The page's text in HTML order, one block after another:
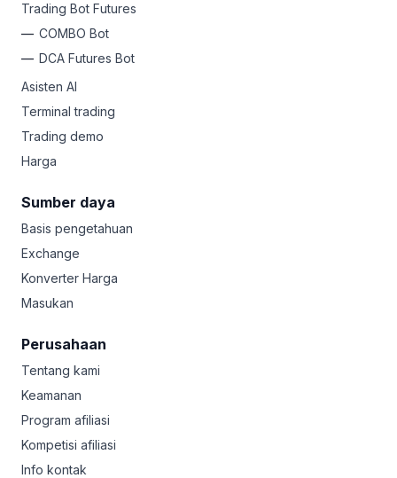
Trading Bot Futures
COMBO Bot
DCA Futures Bot
Asisten AI
Terminal trading
Trading demo
Harga
Sumber daya
Basis pengetahuan
Exchange
Konverter Harga
Masukan
Perusahaan
Tentang kami
Keamanan
Program afiliasi
Kompetisi afiliasi
Info kontak